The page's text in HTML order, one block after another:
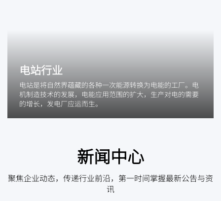
电站行业
电站是将自然界蕴藏的各种一次能源转换为电能的工厂。电
机制造技术的发展，电能应用范围的扩大，生产对电的需要
的增长，发电厂应运而生。
新闻中心
聚焦企业动态，传递行业前沿，第一时间掌握最新公告与资
讯